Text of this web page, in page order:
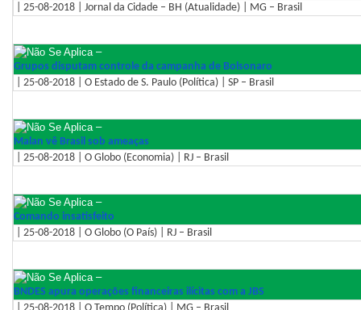
| 25-08-2018 | Jornal da Cidade – BH (Atualidade) | MG – Brasil
–
Grupos disputam controle da campanha de Bolsonaro
| 25-08-2018 | O Estado de S. Paulo (Política) | SP – Brasil
–
Malan vê Brasil sob ameaças
| 25-08-2018 | O Globo (Economia) | RJ – Brasil
–
Comando insatisfeito
| 25-08-2018 | O Globo (O País) | RJ – Brasil
–
BNDES apura operações financeiras ilícitas com a JBS